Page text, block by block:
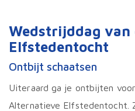
Wedstrijddag
Elfstedentocht
Ontbijt schaatsen
Uiteraard ga je ontbijten
Alternatieve Elfstedentocht.